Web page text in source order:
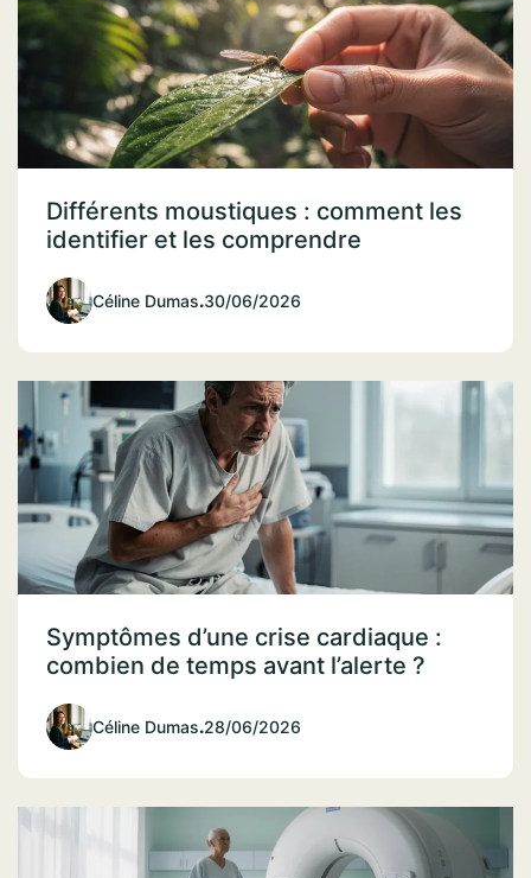
Différents moustiques : comment les
identifier et les comprendre
Céline Dumas.30/06/2026
Symptômes d’une crise cardiaque :
combien de temps avant l’alerte ?
Céline Dumas.28/06/2026